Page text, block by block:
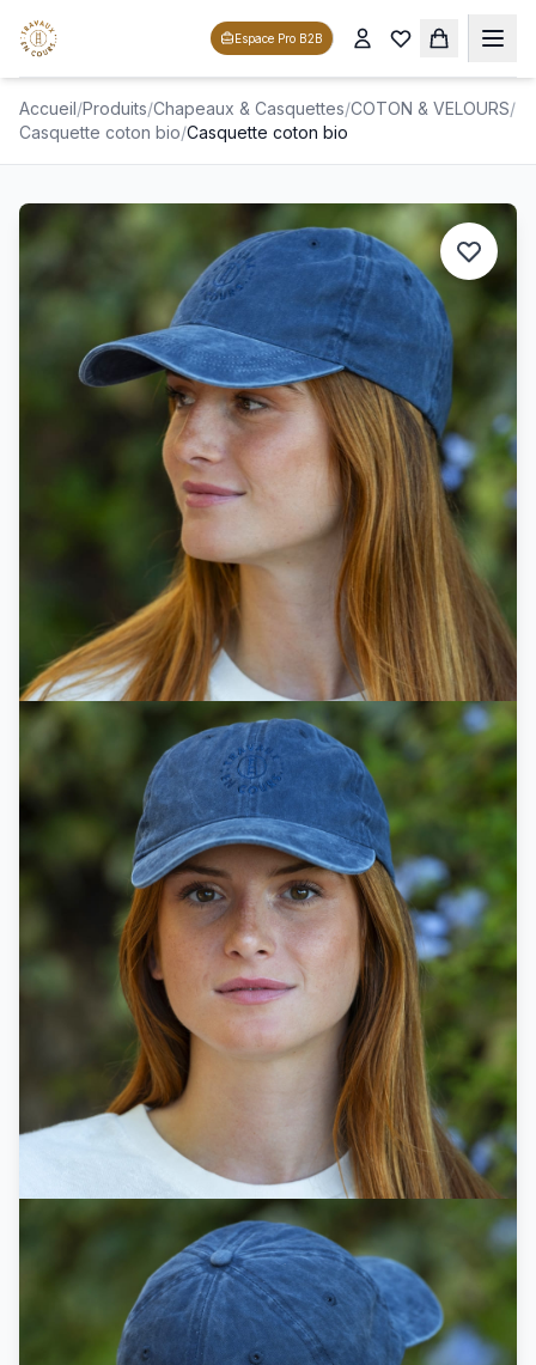
Espace Pro B2B
Accueil/Produits/Chapeaux & Casquettes/COTON & VELOURS/
Casquette coton bio/Casquette coton bio